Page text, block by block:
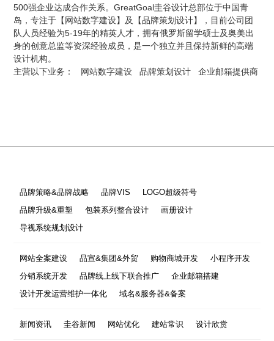
500强企业达成合作关系。GreatGoal圭谷设计总部位于中国青
岛，专注于【网站数字建设】及【品牌策划设计】，目前公司团
队人员经验为5-19年的精英人才，拥有俄罗斯留学硕士及奥美出
身的创意总监等资深经验成员，是一个独立并且保持新鲜的高端
设计机构。
主营以下业务： 网站数字建设 品牌策划设计 企业邮箱提供商
品牌策略&品牌战略 品牌VIS
LOGO超级符号
品牌升级&重塑
包装系列整合设计
画册设计
导视系统规划设计
网站全案建设 品宣&集团&外贸 购物商城开发
小程序开发
分销系统开发
品牌线上线下联合推广
企业邮箱搭建
设计开发运营维护一体化
域名&服务器&备案
新闻资讯 圭谷新闻 网站优化 建站常识 设计欣赏